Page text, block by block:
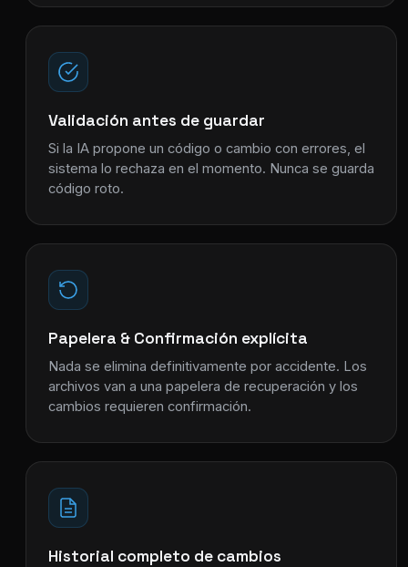
Validación antes de guardar
Si la IA propone un código o cambio con errores, el
sistema lo rechaza en el momento. Nunca se guarda
código roto.
Papelera & Confirmación explícita
Nada se elimina definitivamente por accidente. Los
archivos van a una papelera de recuperación y los
cambios requieren confirmación.
Historial completo de cambios